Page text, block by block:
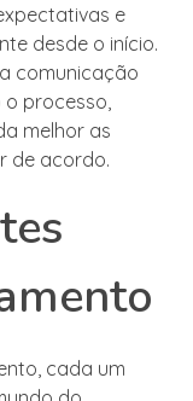
e
desde o início.
comunicação
processo,
melhor as
de acordo.
cada um